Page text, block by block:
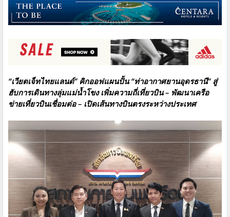
“เวียตเจ็ทไทยแลนด์” คิกออฟแผนปั้น “ท่าอากาศยานอุดรธานี” สู่
ฮับการเดินทางลุ่มแม่น้ำโขง เพิ่มความถี่เที่ยวบิน – พัฒนาเครือ
ข่ายเที่ยวบินเชื่อมต่อ – เปิดเส้นทางบินตรงระหว่างประเทศ